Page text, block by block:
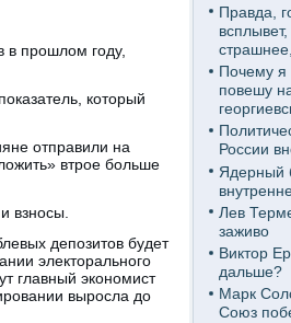
в прошлом году,
который
отправили на
втрое больше
взносы.
депозитов будет
электорального
главный экономист
выросла до
Правда,
Почему я
повешу
России
Ядерный
Лев
заживо
Виктор
дальше?
Марк
Союз